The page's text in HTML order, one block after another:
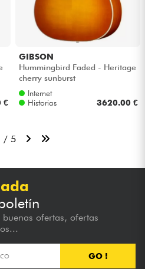
€
GIBSON
Hummingbird Faded - Heritage
cherry sunburst
Internet
Historias
3620.00 €
/ 5
ofertas, ofertas
GO !